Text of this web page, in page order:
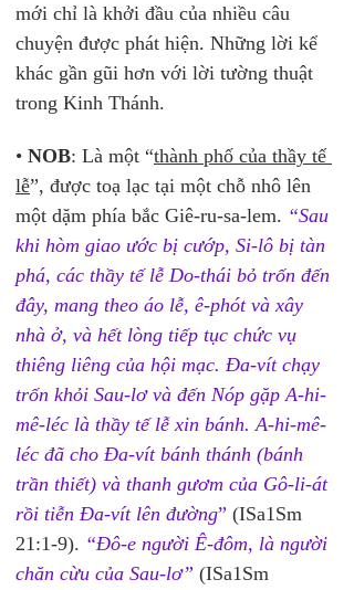
mới chỉ là khởi đầu của nhiều câu
chuyện được phát hiện. Những lời kể
khác gần gũi hơn với lời tường thuật
trong Kinh Thánh.
• NOB: Là một “thành phố của thầy tế
lễ”, được toạ lạc tại một chỗ nhô lên
một dặm phía bắc Giê-ru-sa-lem. “Sau
khi hòm giao ước bị cướp, Si-lô bị tàn
phá, các thầy tế lễ Do-thái bỏ trốn đến
đây, mang theo áo lễ, ê-phót và xây
nhà ở, và hết lòng tiếp tục chức vụ
thiêng liêng của hội mạc. Đa-vít chạy
trốn khỏi Sau-lơ và đến Nóp gặp A-hi-
mê-léc là thầy tế lễ xin bánh. A-hi-mê-
léc đã cho Đa-vít bánh thánh (bánh
trần thiết) và thanh gươm của Gô-li-át
rồi tiễn Đa-vít lên đường” (ISa1Sm
21:1-9). “Đô-e người Ê-đôm, là người
chăn cừu của Sau-lơ” (ISa1Sm